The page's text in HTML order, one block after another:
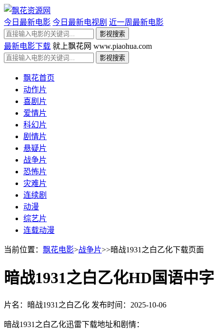
今日最新电影 今日最新电视剧 近一周最新电影
最新电影下载 就上飘花网 www.piaohua.com
飘花首页
动作片
喜剧片
爱情片
科幻片
剧情片
悬疑片
战争片
恐怖片
灾难片
连续剧
动漫
综艺片
连载动漫
当前位置： 飘花电影>战争片>>暗战1931之白乙化下载页面
暗战1931之白乙化HD国语中字
片名：暗战1931之白乙化 发布时间：2025-10-06
暗战1931之白乙化迅雷下载地址和剧情：